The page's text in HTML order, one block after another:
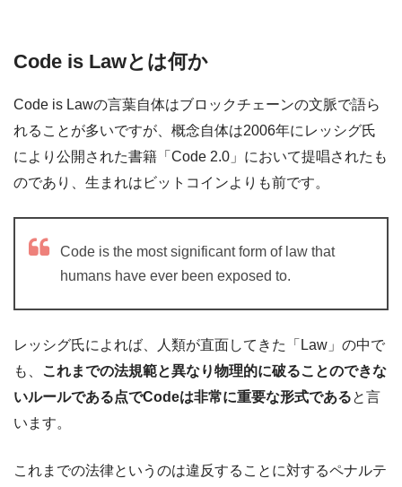
Code is Lawとは何か
Code is Lawの言葉自体はブロックチェーンの文脈で語ら
れることが多いですが、概念自体は2006年にレッシグ氏
により公開された書籍「Code 2.0」において提唱されたも
のであり、生まれはビットコインよりも前です。
Code is the most significant form of law that
humans have ever been exposed to.
レッシグ氏によれば、人類が直面してきた「Law」の中で
も、
これまでの法規範と異なり物理的に破ることのできな
いルールである点でCodeは非常に重要な形式であると言
います。
これまでの法律というのは違反することに対するペナルテ